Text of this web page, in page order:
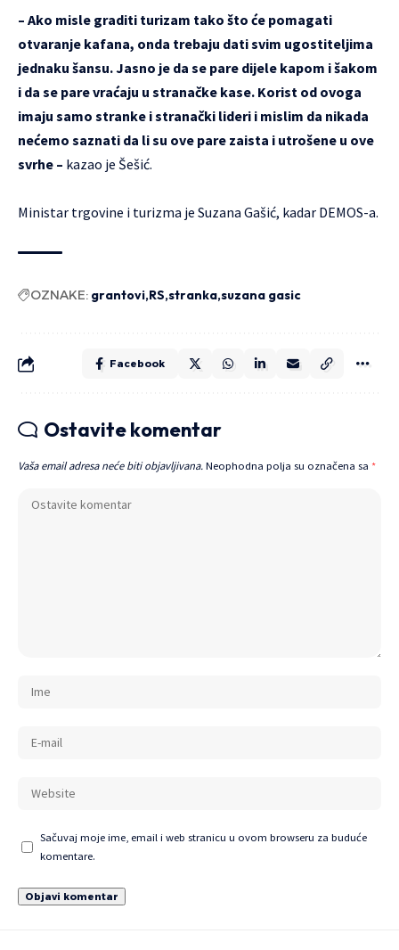
– Ako misle graditi turizam tako što će pomagati
otvaranje kafana, onda trebaju dati svim ugostiteljima
jednaku šansu. Jasno je da se pare dijele kapom i šakom
i da se pare vraćaju u stranačke kase. Korist od ovoga
imaju samo stranke i stranački lideri i mislim da nikada
nećemo saznati da li su ove pare zaista i utrošene u ove
svrhe – kazao je Šešić.
Ministar trgovine i turizma je Suzana Gašić, kadar DEMOS-a.
OZNAKE: grantovi RS stranka suzana gasic
Facebook
Ostavite komentar
Vaša email adresa neće biti objavljivana. Neophodna polja su označena sa *
Sačuvaj moje ime, email i web stranicu u ovom browseru za buduće
komentare.